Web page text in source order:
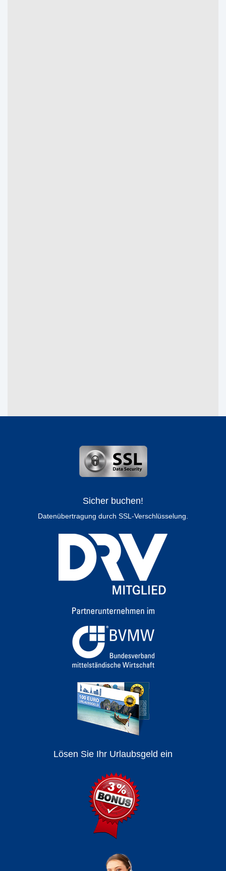
Sicher buchen!
Datenübertragung durch SSL-Verschlüsselung.
Lösen Sie Ihr Urlaubsgeld ein